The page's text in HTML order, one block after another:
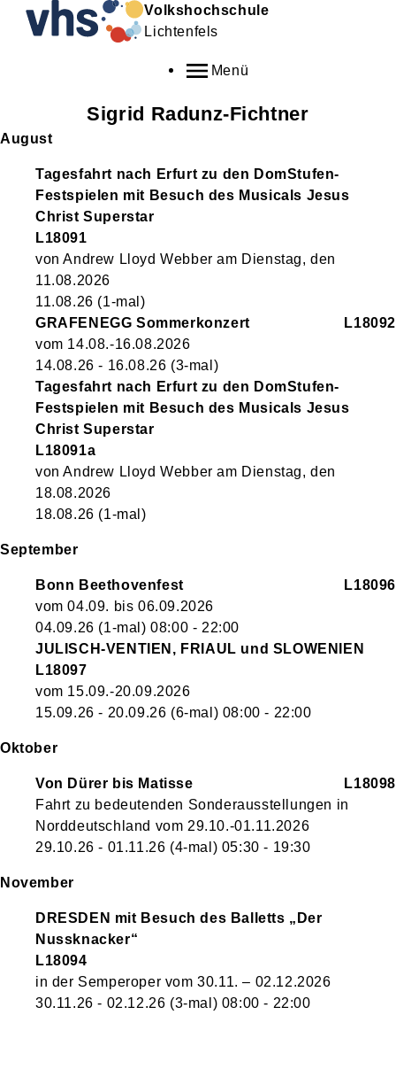
Volkshochschule
Lichtenfels
Menü
Sigrid Radunz-Fichtner
August
Tagesfahrt nach Erfurt zu den DomStufen-
Festspielen mit Besuch des Musicals Jesus
Christ Superstar
L18091
von Andrew Lloyd Webber am Dienstag, den
11.08.2026
11.08.26 (1-mal)
GRAFENEGG Sommerkonzert
L18092
vom 14.08.-16.08.2026
14.08.26 - 16.08.26 (3-mal)
Tagesfahrt nach Erfurt zu den DomStufen-
Festspielen mit Besuch des Musicals Jesus
Christ Superstar
L18091a
von Andrew Lloyd Webber am Dienstag, den
18.08.2026
18.08.26 (1-mal)
September
Bonn Beethovenfest
L18096
vom 04.09. bis 06.09.2026
04.09.26 (1-mal)08:00 - 22:00
JULISCH-VENTIEN, FRIAUL und SLOWENIEN
L18097
vom 15.09.-20.09.2026
15.09.26 - 20.09.26 (6-mal) 08:00 - 22:00
Oktober
Von Dürer bis Matisse
L18098
Fahrt zu bedeutenden Sonderausstellungen in
Norddeutschland vom 29.10.-01.11.2026
29.10.26 - 01.11.26 (4-mal) 05:30 - 19:30
November
DRESDEN mit Besuch des Balletts „Der
Nussknacker“
L18094
in der Semperoper vom 30.11. – 02.12.2026
30.11.26 - 02.12.26 (3-mal) 08:00 - 22:00